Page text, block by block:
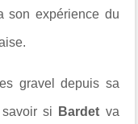
son expérience du
gravel depuis sa
si Bardet va